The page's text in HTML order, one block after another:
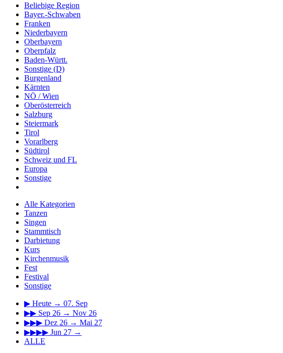
Beliebige Region
Bayer.-Schwaben
Franken
Niederbayern
Oberbayern
Oberpfalz
Baden-Württ.
Sonstige (D)
Burgenland
Kärnten
NÖ / Wien
Oberösterreich
Salzburg
Steiermark
Tirol
Vorarlberg
Südtirol
Schweiz und FL
Europa
Sonstige
Alle Kategorien
Tanzen
Singen
Stammtisch
Darbietung
Kurs
Kirchenmusik
Fest
Festival
Sonstige
▶ Heute → 07. Sep
▶▶ Sep 26 → Nov 26
▶▶▶ Dez 26 → Mai 27
▶▶▶▶ Jun 27 →
ALLE